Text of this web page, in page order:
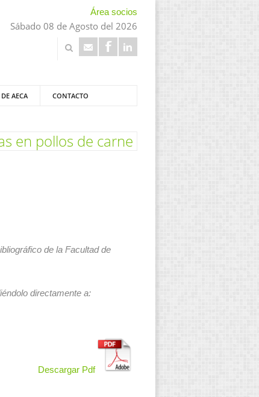
Área socios
Sábado 08 de Agosto del 2026
AECA CONTACTO
en pollos de carne
de la Facultad de
directamente a:
Descargar Pdf